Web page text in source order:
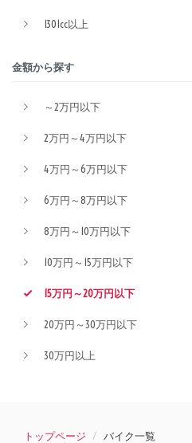
1301cc以上
金額から探す
～2万円以下
2万円～4万円以下
4万円～6万円以下
6万円～8万円以下
8万円～10万円以下
10万円～15万円以下
15万円～20万円以下
20万円～30万円以下
30万円以上
トップページ バイク一覧